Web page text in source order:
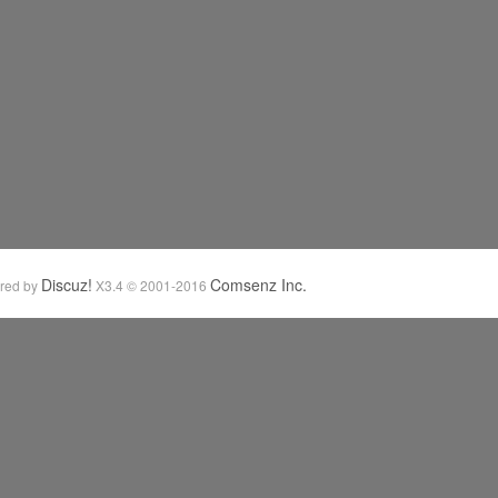
by Discuz! X3.4 © 2001-2016 Comsenz Inc.